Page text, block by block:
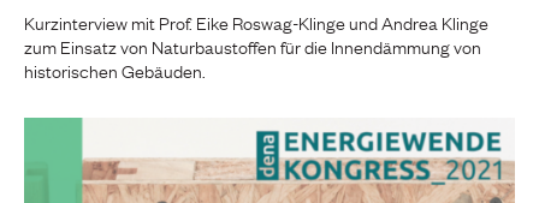
Kurzinterview mit Prof. Eike Roswag-Klinge und Andrea Klinge
zum Einsatz von Naturbaustoffen für die Innendämmung von
historischen Gebäuden.